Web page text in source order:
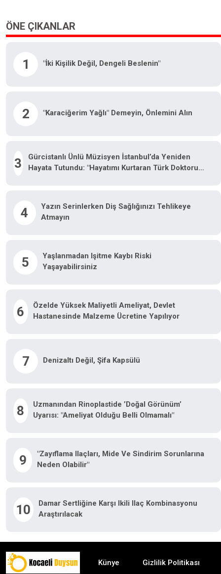
ÖNE ÇIKANLAR
1 "İki Kişilik Değil, Dengeli Beslenin"
2 "Karaciğerim Yağlı" Demeyin, Önlemini Alın
3
Gürcistanlı Ünlü Müzisyen İstanbul’da Yeniden
Hayata Tutundu: "Hayatımı Kurtaran Türk Doktorum
4
Yazın Serinlerken Diş Sağlığınızı Tehlikeye
Atmayın
5
Yaşlanmadan Işitme Kaybı Riski
Yaşayabilirsiniz
6
Özelde Yüksek Maliyetli Ameliyat, Devlet
Hastanesinde Malzeme Ücretine Yapılıyor
7 Denizaltı Değil, Şifa Kapsülü
8
Uzmanından Rinoplastide ’doğal Görünüm’
Uyarısı: "Ameliyat Olduğu Belli Olmamalı"
9
"Zayıflama Ilaçları, Mide Ve Sindirim Sorunlarına
Neden Olabilir"
10
Damar Sertliğine Karşı Ikili Ilaç Kombinasyonu
Araştırılacak
Künye Gizlilik Politikası